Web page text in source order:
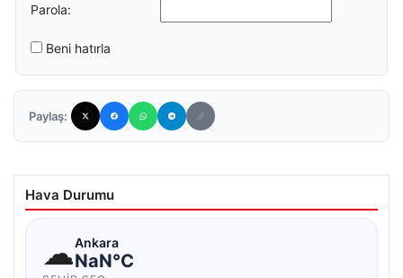
Parola:
Beni hatırla
Paylaş:
Hava Durumu
☁Ankara
NaN°C